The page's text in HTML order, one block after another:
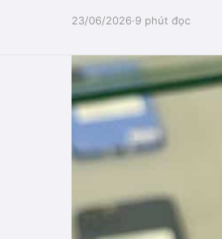
23/06/2026·9 phút đọc